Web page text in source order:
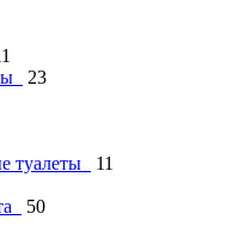
23
туалеты
11
50